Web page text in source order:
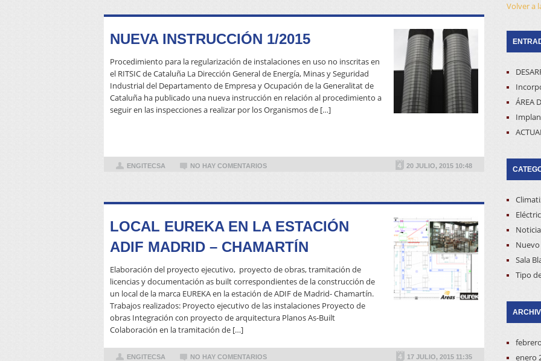
NUEVA INSTRUCCIÓN 1/2015
Procedimiento para la regularización de instalaciones en uso no inscritas en
el RITSIC de Cataluña La Dirección General de Energía, Minas y Seguridad
Industrial del Departamento de Empresa y Ocupación de la Generalitat de
Cataluña ha publicado una nueva instrucción en relación al procedimiento a
seguir en las inspecciones a realizar por los Organismos de […]
ENGITECSA NO HAY COMENTARIOS 20 JULIO, 2015 10:48
LOCAL EUREKA EN LA ESTACIÓN
ADIF MADRID – CHAMARTÍN
Elaboración del proyecto ejecutivo, proyecto de obras, tramitación de
licencias y documentación as built correspondientes de la construcción de
un local de la marca EUREKA en la estación de ADIF de Madrid- Chamartín.
Trabajos realizados: Proyecto ejecutivo de las instalaciones Proyecto de
obras Integración con proyecto de arquitectura Planos As-Built
Colaboración en la tramitación de […]
ENGITECSA NO HAY COMENTARIOS 17 JULIO, 2015 11:35
Volver a
ÁREA
Sala
Tipo
enero